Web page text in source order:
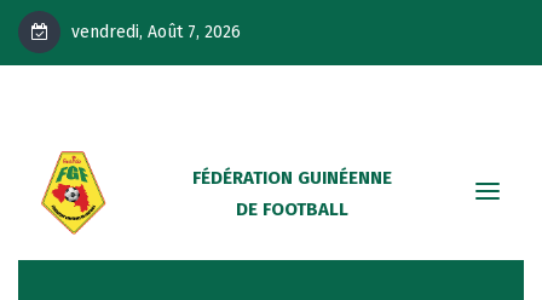
vendredi, Août 7, 2026
FÉDÉRATION GUINÉENNE
DE FOOTBALL